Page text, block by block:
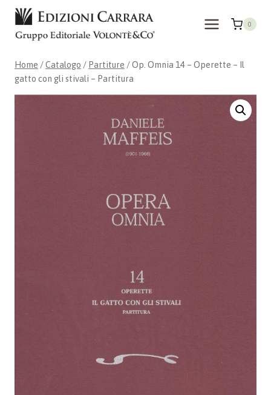
Salta
contenuto
0
Home /Catalogo / Partiture /Op. Omnia 14 – Operette – Il
gatto con gli stivali – Partitura